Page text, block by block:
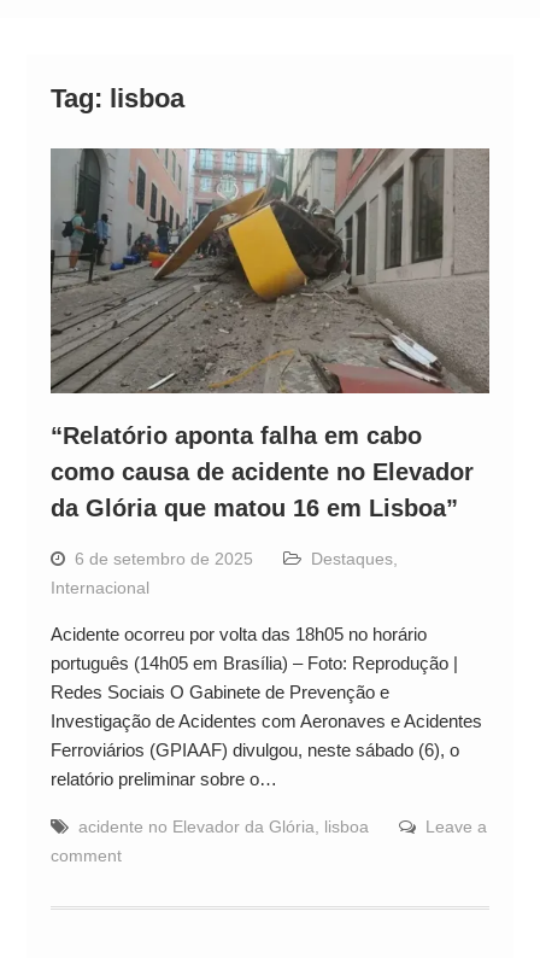
Tag: lisboa
“Relatório aponta falha em cabo
como causa de acidente no Elevador
da Glória que matou 16 em Lisboa”
6 de setembro de 2025 Destaques,
Internacional
Acidente ocorreu por volta das 18h05 no horário
português (14h05 em Brasília) – Foto: Reprodução |
Redes Sociais O Gabinete de Prevenção e
Investigação de Acidentes com Aeronaves e Acidentes
Ferroviários (GPIAAF) divulgou, neste sábado (6), o
relatório preliminar sobre o…
acidente no Elevador da Glória lisboa
Leave a
comment